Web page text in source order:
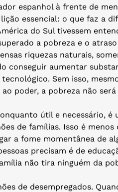
espanhol à frente de
essencial: o que faz a
do Sul tivessem
a pobreza e o
riquezas naturais,
conseguir aumentar
Sem isso,
poder, a pobreza não
útil e necessário,
de famílias. Isso é
a fome momentânea de
precisam é de
não tira ninguém da
de desempregados.